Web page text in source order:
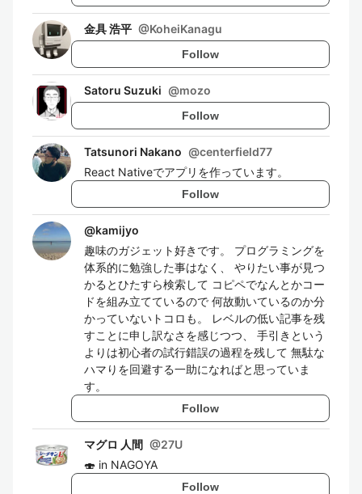
金具 浩平 @KoheiKanagu
Follow
Satoru Suzuki @mozo
Follow
Tatsunori Nakano @centerfield77
React Nativeでアプリを作っています。
Follow
@kamijyo
趣味のガジェット好きです。 プログラミングを
体系的に勉強した事はなく、 やりたい事が見つ
かるとひたすら検索して コピペでなんとかコー
ドを組み立てているので 何故動いているのか分
かっていないトコロも。 レベルの低い記事を残
すことに申し訳なさを感じつつ、 手引きという
よりは初心者の試行錯誤の過程を残して 無駄な
ハマりを回避する一助になればと思っていま
す。
Follow
マグロ 人間 @27U
🍣 in NAGOYA
Follow